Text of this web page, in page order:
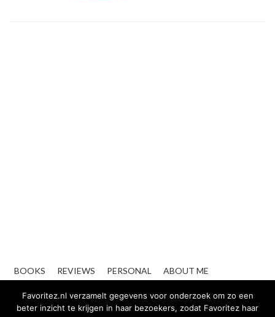
BOOKS REVIEWS PERSONAL
ABOUT ME
Favoritez.nl verzamelt gegevens voor onderzoek om zo een
beter inzicht te krijgen in haar bezoekers, zodat Favoritez haar